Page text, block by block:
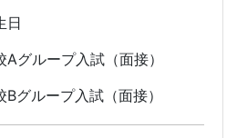
日
Aグループ入試（面接）
Bグループ入試（面接）